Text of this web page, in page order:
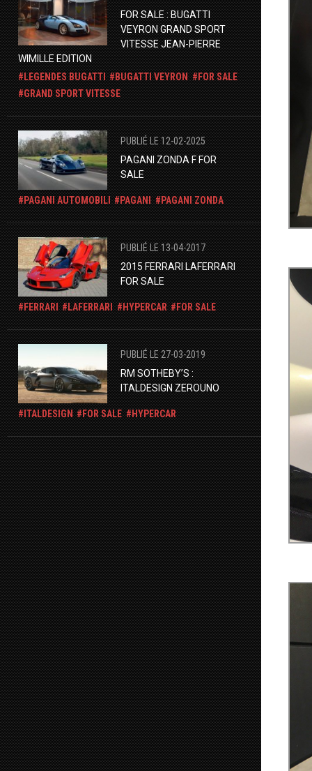
FOR SALE : BUGATTI
VEYRON GRAND SPORT
VITESSE JEAN-PIERRE
WIMILLE EDITION
LEGENDES BUGATTI
BUGATTI VEYRON
FOR SALE
GRAND SPORT VITESSE
PUBLIÉ LE 12-02-2025
PAGANI ZONDA F FOR
SALE
PAGANI AUTOMOBILI PAGANI PAGANI ZONDA
PUBLIÉ LE 13-04-2017
2015 FERRARI LAFERRARI
FOR SALE
FERRARI LAFERRARI HYPERCAR FOR SALE
PUBLIÉ LE 27-03-2019
RM SOTHEBY’S :
ITALDESIGN ZEROUNO
ITALDESIGN FOR SALE HYPERCAR